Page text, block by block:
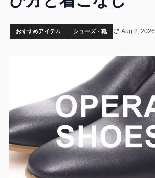
おすすめアイテム シューズ・靴 Aug 2, 2026